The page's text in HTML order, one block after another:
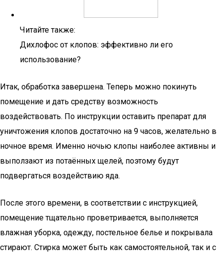
Читайте также:
Дихлофос от клопов: эффективно ли его
использование?
Итак, обработка завершена. Теперь можно покинуть
помещение и дать средству возможность
воздействовать. По инструкции оставить препарат для
уничтожения клопов достаточно на 9 часов, желательно в
ночное время. Именно ночью клопы наиболее активны и
выползают из потаённых щелей, поэтому будут
подвергаться воздействию яда.
После этого времени, в соответствии с инструкцией,
помещение тщательно проветривается, выполняется
влажная уборка, одежду, постельное белье и покрывала
стирают. Стирка может быть как самостоятельной, так и с